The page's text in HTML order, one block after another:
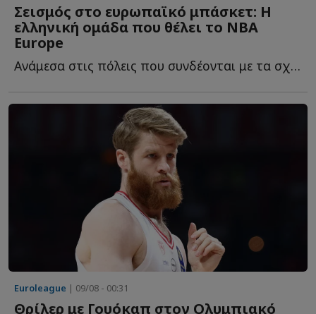
Σεισμός στο ευρωπαϊκό μπάσκετ: Η
ελληνική ομάδα που θέλει το NBA
Europe
Ανάμεσα στις πόλεις που συνδέονται με τα σχέδια του NB...
Euroleague | 09/08 - 00:31
Θρίλερ με Γουόκαπ στον Ολυμπιακό